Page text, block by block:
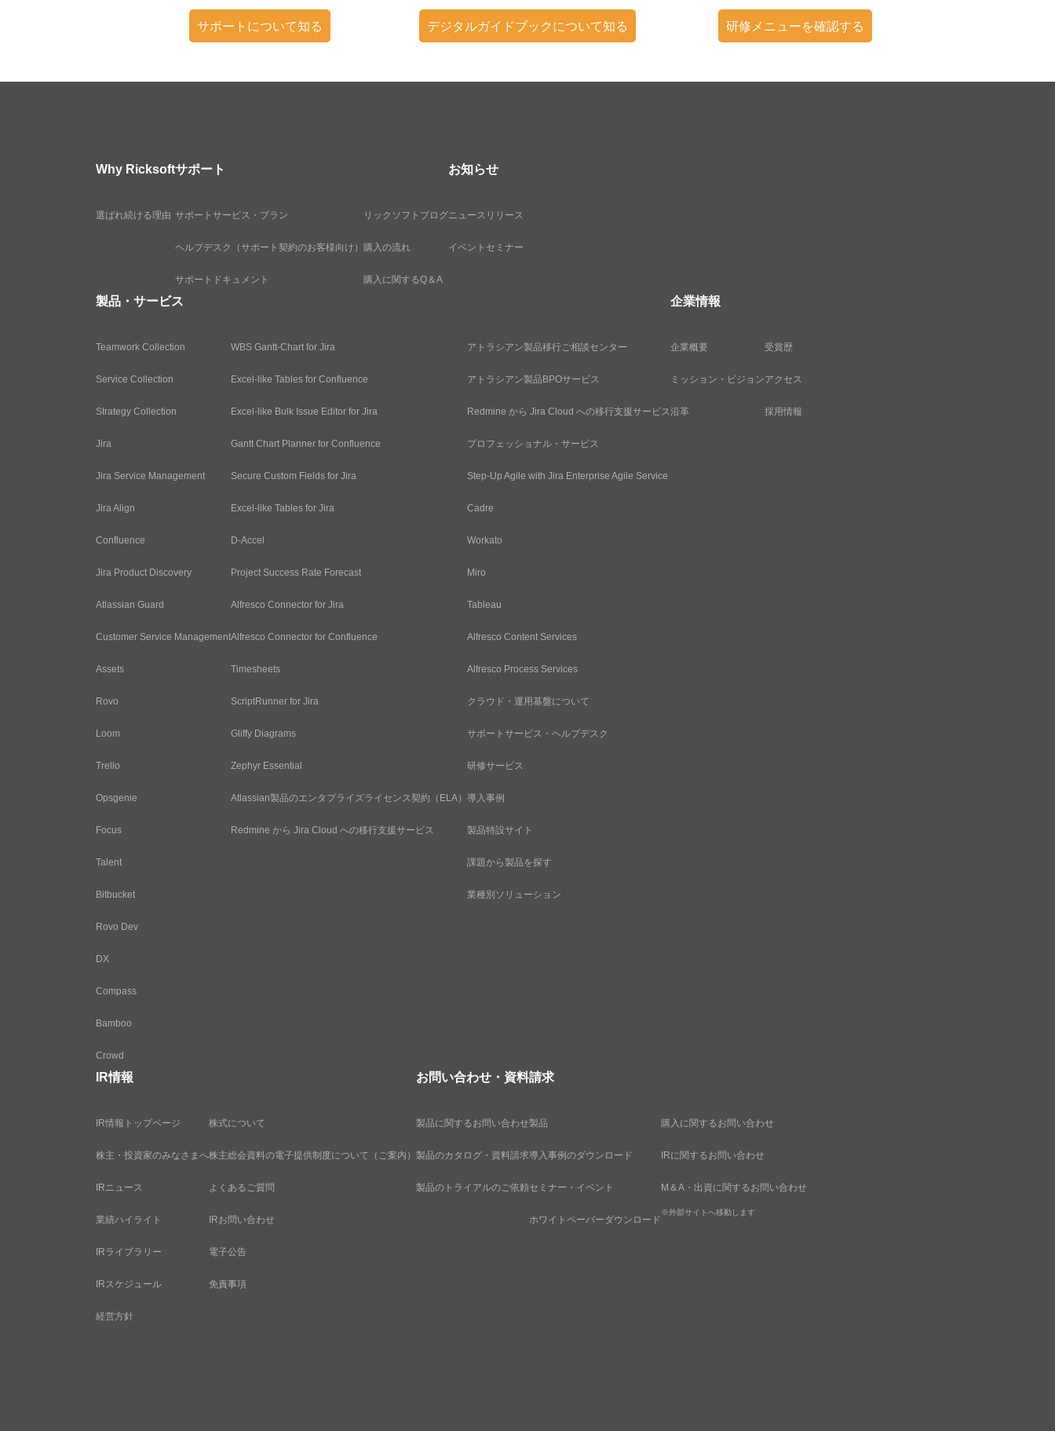
サポートについて知る デジタルガイドブックについて知る 研修メニューを確認する
Why Ricksoft
選ばれ続ける理由
サポート
サポートサービス・プラン
ヘルプデスク（サポート契約のお客様向け）
サポートドキュメント
リックソフトブログ
購入の流れ
購入に関するQ＆A
お知らせ
ニュースリリース
イベントセミナー
製品・サービス
Teamwork Collection
Service Collection
Strategy Collection
Jira
Jira Service Management
Jira Align
Confluence
Jira Product Discovery
Atlassian Guard
Customer Service Management
Assets
Rovo
Loom
Trello
Opsgenie
Focus
Talent
Bitbucket
Rovo Dev
DX
Compass
Bamboo
Crowd
WBS Gantt-Chart for Jira
Excel-like Tables for Confluence
Excel-like Bulk Issue Editor for Jira
Gantt Chart Planner for Confluence
Secure Custom Fields for Jira
Excel-like Tables for Jira
D-Accel
Project Success Rate Forecast
Alfresco Connector for Jira
Alfresco Connector for Confluence
Timesheets
ScriptRunner for Jira
Gliffy Diagrams
Zephyr Essential
Atlassian製品のエンタプライズライセンス契約（ELA）
Redmine から Jira Cloud への移行支援サービス
アトラシアン製品移行ご相談センター
アトラシアン製品BPOサービス
Redmine から Jira Cloud への移行支援サービス
プロフェッショナル・サービス
Step-Up Agile with Jira Enterprise Agile Service
Cadre
Workato
Miro
Tableau
Alfresco Content Services
Alfresco Process Services
クラウド・運用基盤について
サポートサービス・ヘルプデスク
研修サービス
導入事例
製品特設サイト
課題から製品を探す
業種別ソリューション
企業情報
企業概要
ミッション・ビジョン
沿革
受賞歴
アクセス
採用情報
IR情報
IR情報トップページ
株主・投資家のみなさまへ
IRニュース
業績ハイライト
IRライブラリー
IRスケジュール
経営方針
株式について
株主総会資料の電子提供制度について（ご案内）
よくあるご質問
IRお問い合わせ
電子公告
免責事項
お問い合わせ・資料請求
製品に関するお問い合わせ
製品のカタログ・資料請求
製品のトライアルのご依頼
製品
導入事例のダウンロード
セミナー・イベント
ホワイトペーパーダウンロード
購入に関するお問い合わせ
IRに関するお問い合わせ
M＆A・出資に関するお問い合わせ
※外部サイトへ移動します